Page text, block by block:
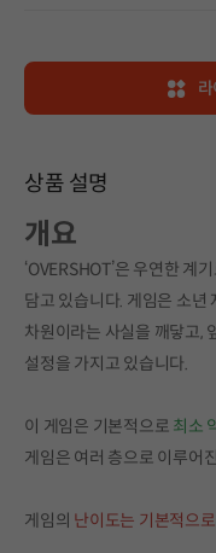
상품 설명
개요
‘OVERSHOT’은 우연한 계
담고 있습니다. 게임은 소년
차원이라는 사실을 깨닿고,
설정을 가지고 있습니다.
이 게임은 기본적으로 최소
게임은 여러 층으로 이루어
게임의 난이도는 기본적으